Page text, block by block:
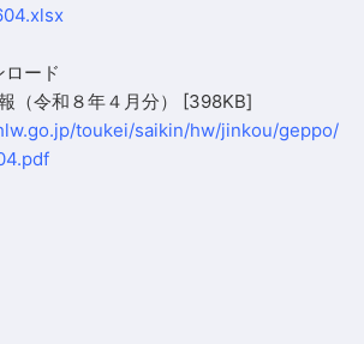
ード
（令和８年４月分）
[398KB]
toukei/saikin/hw/jinkou/geppo/